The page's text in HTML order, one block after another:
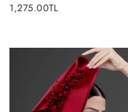
Normal
1,275.00TL